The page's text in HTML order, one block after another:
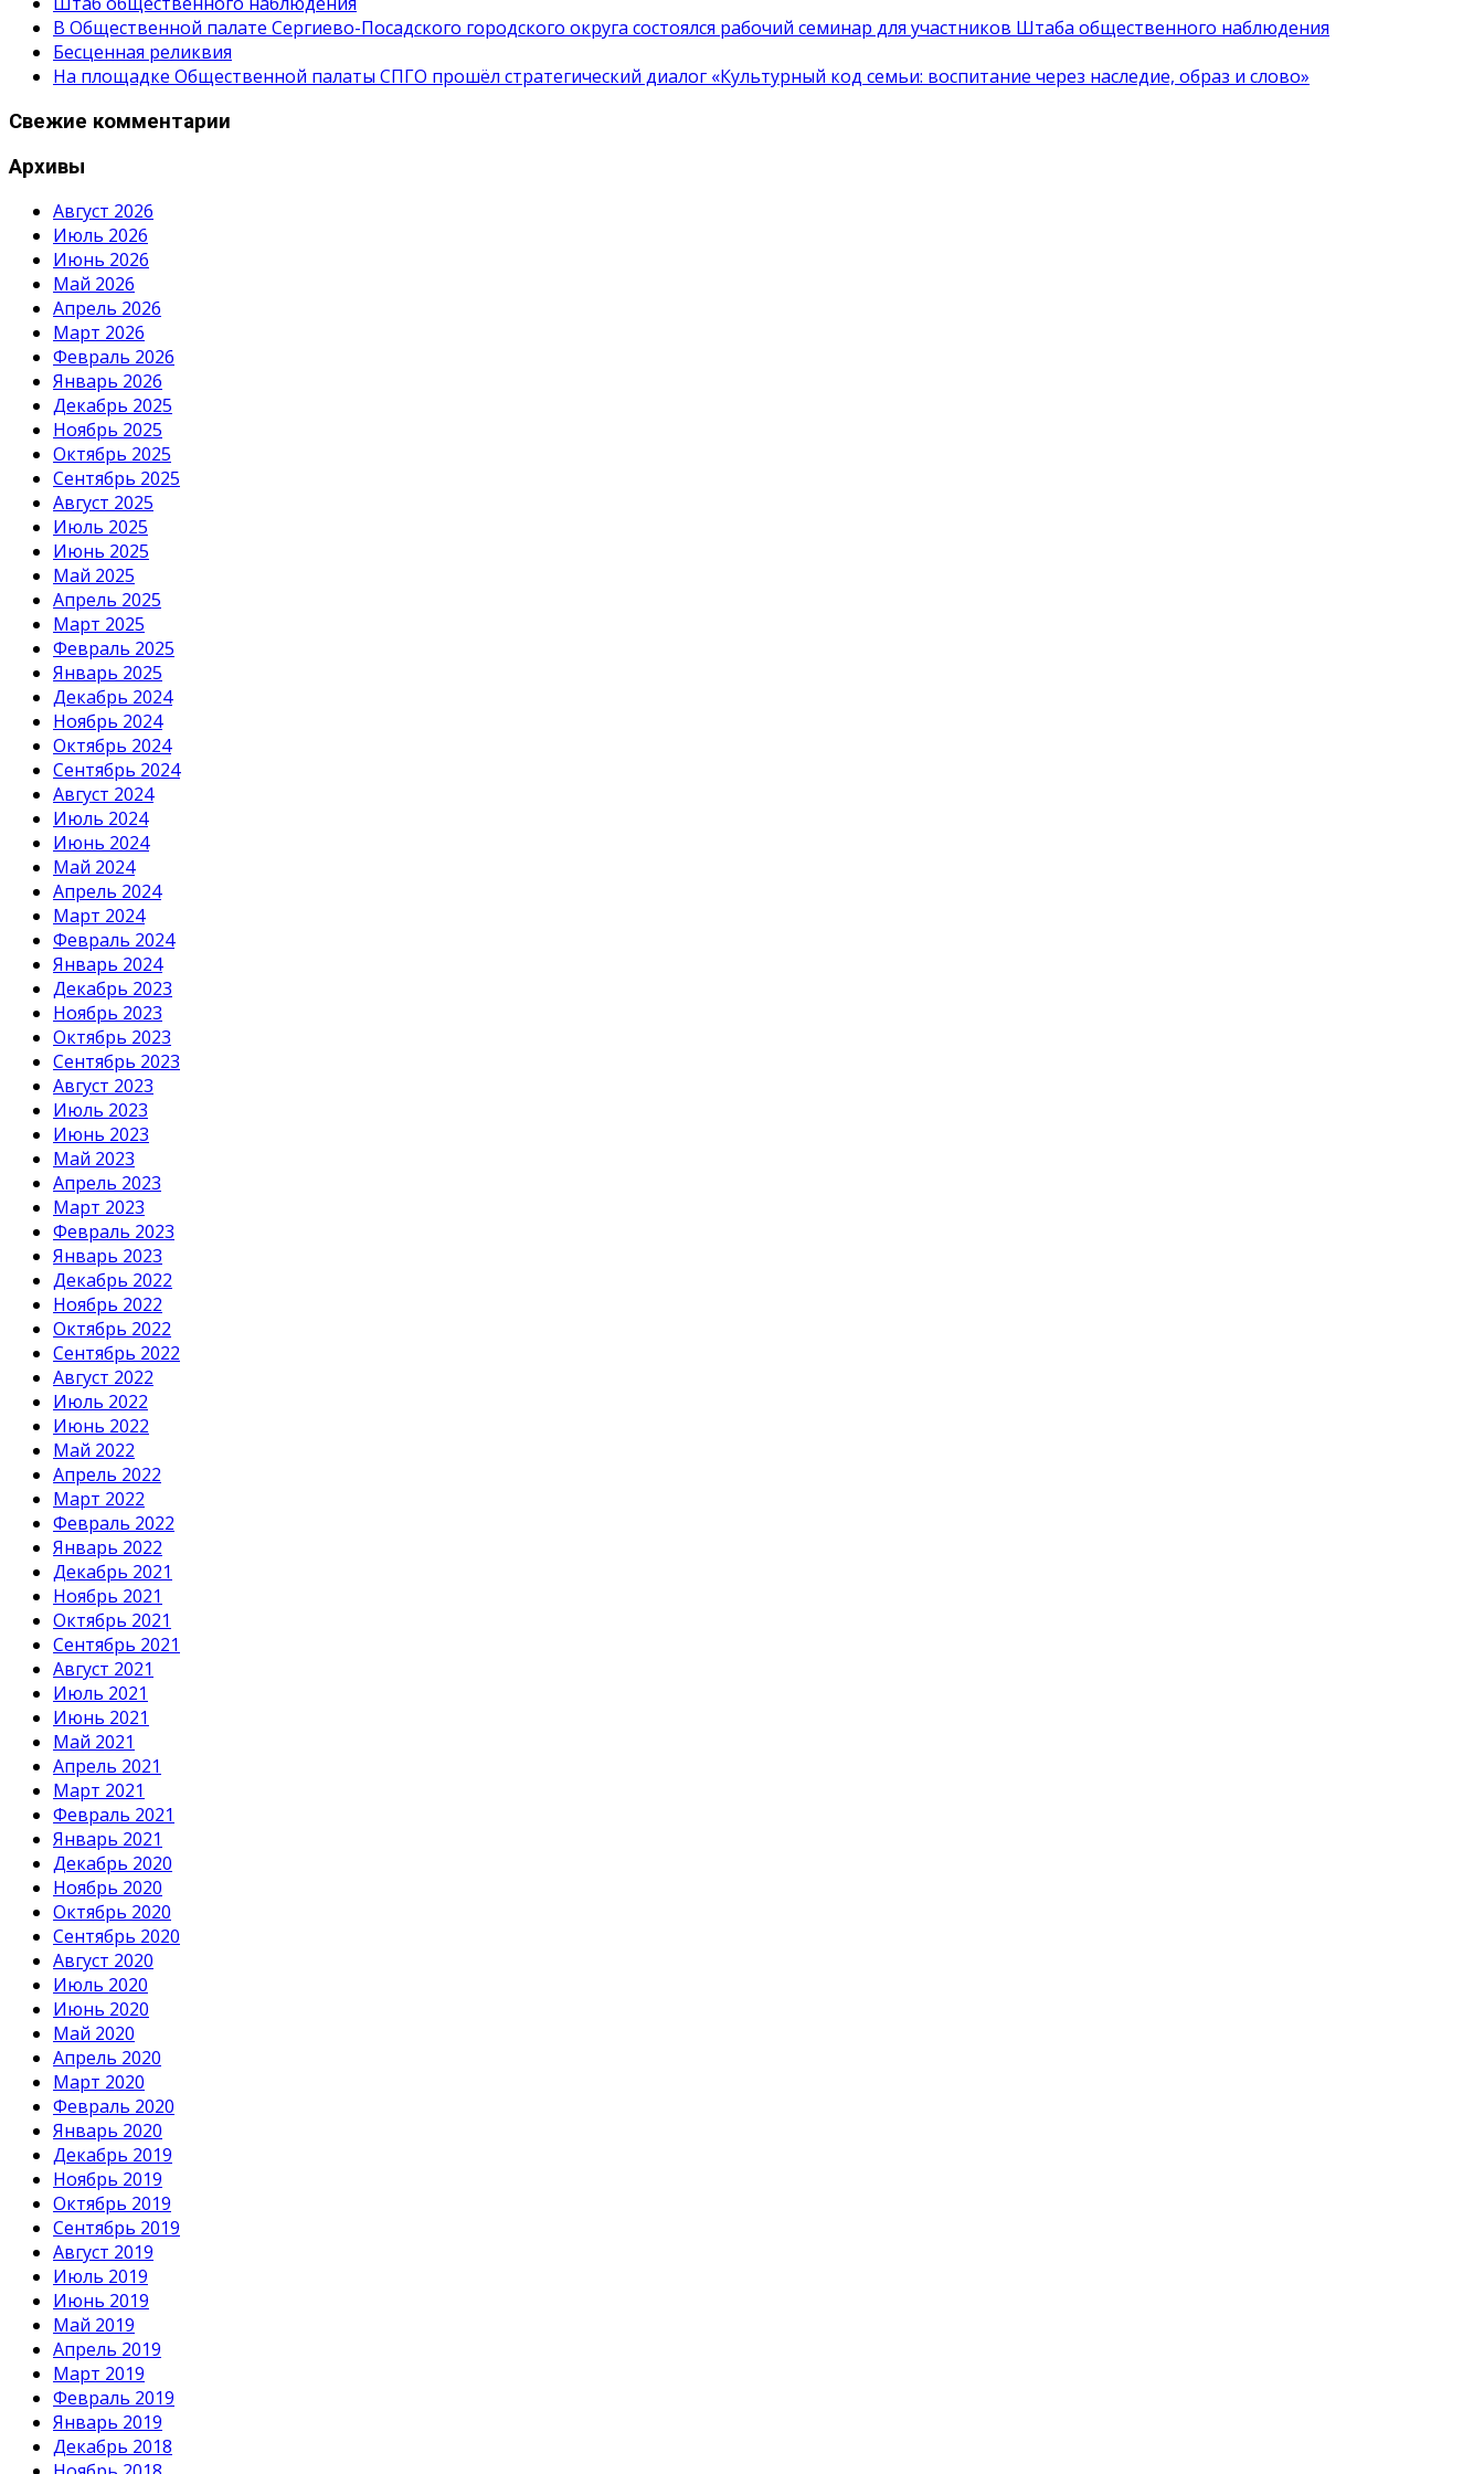
В Общественной палате Сергиево-Посадского городского округа состоялся рабочий семинар для участников Штаба общественного наблюдения
Бесценная реликвия
На площадке Общественной палаты СПГО прошёл стратегический диалог «Культурный код семьи: воспитание через наследие, образ и слово»
Свежие комментарии
Архивы
Август 2026
Июль 2026
Июнь 2026
Май 2026
Апрель 2026
Март 2026
Февраль 2026
Январь 2026
Декабрь 2025
Ноябрь 2025
Октябрь 2025
Сентябрь 2025
Август 2025
Июль 2025
Июнь 2025
Май 2025
Апрель 2025
Март 2025
Февраль 2025
Январь 2025
Декабрь 2024
Ноябрь 2024
Октябрь 2024
Сентябрь 2024
Август 2024
Июль 2024
Июнь 2024
Май 2024
Апрель 2024
Март 2024
Февраль 2024
Январь 2024
Декабрь 2023
Ноябрь 2023
Октябрь 2023
Сентябрь 2023
Август 2023
Июль 2023
Июнь 2023
Май 2023
Апрель 2023
Март 2023
Февраль 2023
Январь 2023
Декабрь 2022
Ноябрь 2022
Октябрь 2022
Сентябрь 2022
Август 2022
Июль 2022
Июнь 2022
Май 2022
Апрель 2022
Март 2022
Февраль 2022
Январь 2022
Декабрь 2021
Ноябрь 2021
Октябрь 2021
Сентябрь 2021
Август 2021
Июль 2021
Июнь 2021
Май 2021
Апрель 2021
Март 2021
Февраль 2021
Январь 2021
Декабрь 2020
Ноябрь 2020
Октябрь 2020
Сентябрь 2020
Август 2020
Июль 2020
Июнь 2020
Май 2020
Апрель 2020
Март 2020
Февраль 2020
Январь 2020
Декабрь 2019
Ноябрь 2019
Октябрь 2019
Сентябрь 2019
Август 2019
Июль 2019
Июнь 2019
Май 2019
Апрель 2019
Март 2019
Февраль 2019
Январь 2019
Декабрь 2018